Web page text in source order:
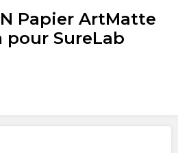
Papier ArtMatte
pour SureLab